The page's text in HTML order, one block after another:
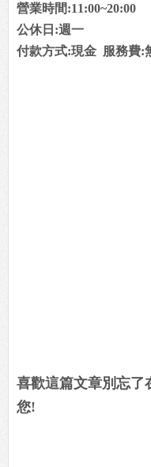
營業時間:11:00~20:00
公休日:週一
付款方式:現金 服務費:
喜歡這篇文章別忘了
您!